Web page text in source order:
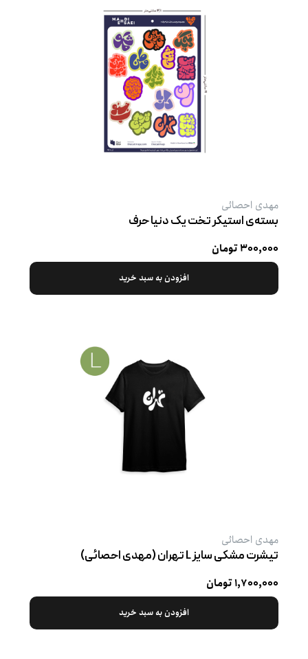
مهدی احصائی
بسته‌ی استیکر تخت یک دنیا حرف
۳۰۰,۰۰۰ تومان
افزودن به سبد خرید
مهدی احصائی
تیشرت مشکی سایز L تهران (مهدی احصائی)
۱,۷۰۰,۰۰۰ تومان
افزودن به سبد خرید